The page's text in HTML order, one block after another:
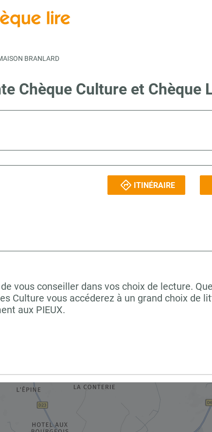
BRANLARD
Chèque Culture et Chèque
ITINÉRAIRE
vous conseiller dans vos choix de lecture.
Culture vous accéderez à un grand choix de
aux PIEUX.